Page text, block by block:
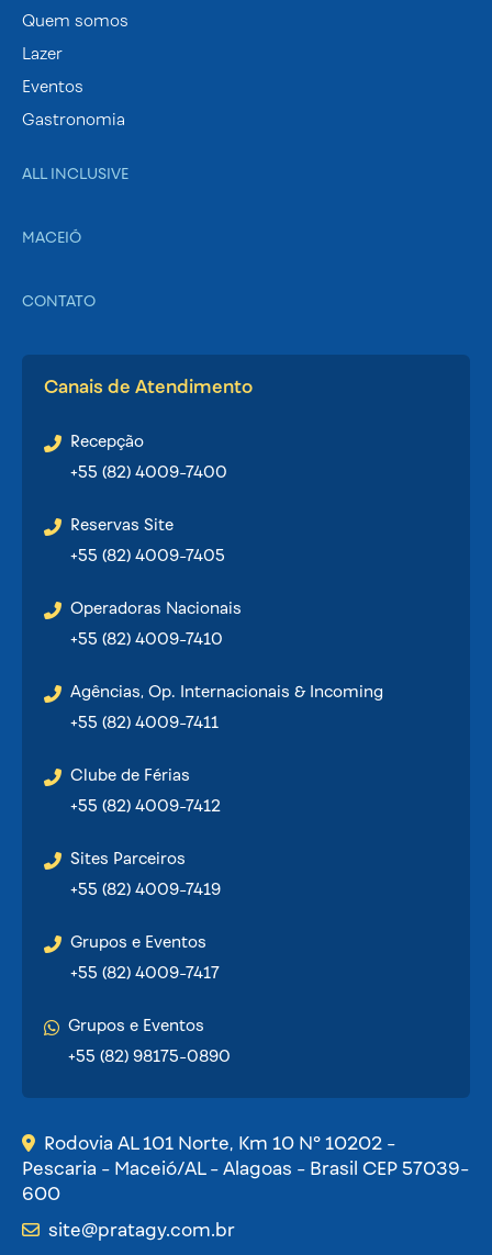
Quem somos
Lazer
Eventos
Gastronomia
ALL INCLUSIVE
MACEIÓ
CONTATO
Canais de Atendimento
Recepção
+55 (82) 4009-7400
Reservas Site
+55 (82) 4009-7405
Operadoras Nacionais
+55 (82) 4009-7410
Agências, Op. Internacionais & Incoming
+55 (82) 4009-7411
Clube de Férias
+55 (82) 4009-7412
Sites Parceiros
+55 (82) 4009-7419
Grupos e Eventos
+55 (82) 4009-7417
Grupos e Eventos
+55 (82) 98175-0890
Rodovia AL 101 Norte, Km 10 Nº 10202 -
Pescaria - Maceió/AL - Alagoas - Brasil CEP 57039-
600
site@pratagy.com.br